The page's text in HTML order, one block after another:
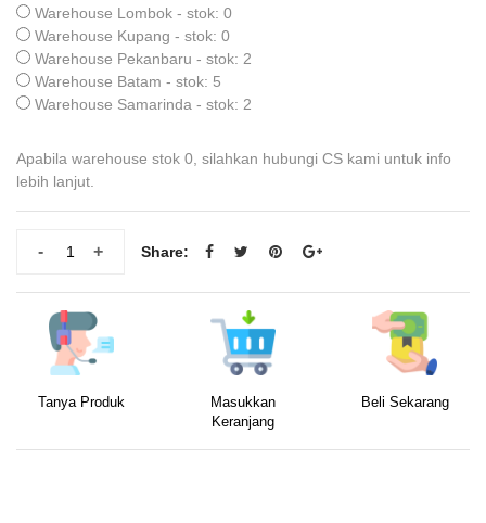
Warehouse Lombok - stok: 0
Warehouse Kupang - stok: 0
Warehouse Pekanbaru - stok: 2
Warehouse Batam - stok: 5
Warehouse Samarinda - stok: 2
Apabila warehouse stok 0, silahkan hubungi CS kami untuk info
lebih lanjut.
+
- Share:
Tanya Produk
Masukkan
Keranjang
Beli Sekarang